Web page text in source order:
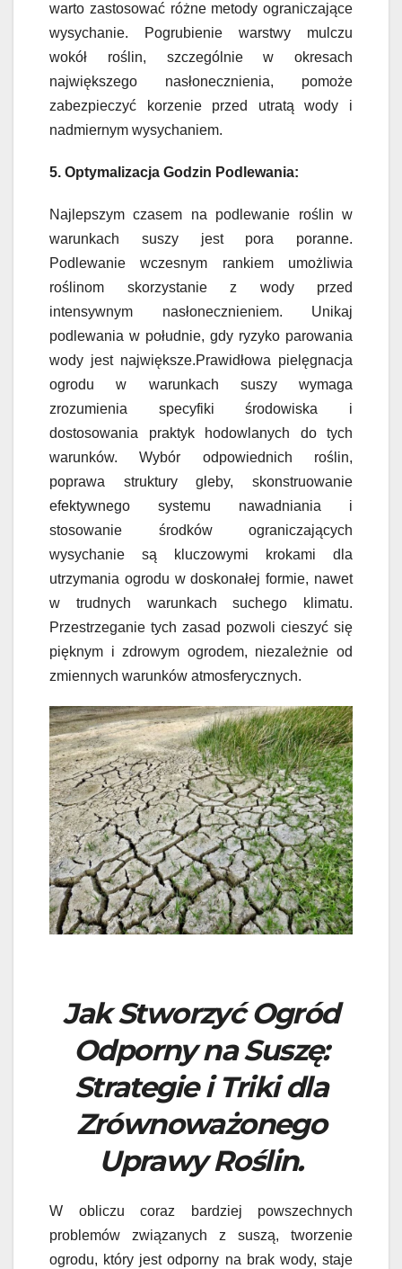
warto zastosować różne metody ograniczające
wysychanie. Pogrubienie warstwy mulczu
wokół roślin, szczególnie w okresach
największego nasłonecznienia, pomoże
zabezpieczyć korzenie przed utratą wody i
nadmiernym wysychaniem.
5. Optymalizacja Godzin Podlewania:
Najlepszym czasem na podlewanie roślin w
warunkach suszy jest pora poranne.
Podlewanie wczesnym rankiem umożliwia
roślinom skorzystanie z wody przed
intensywnym nasłonecznieniem. Unikaj
podlewania w południe, gdy ryzyko parowania
wody jest największe.Prawidłowa pielęgnacja
ogrodu w warunkach suszy wymaga
zrozumienia specyfiki środowiska i
dostosowania praktyk hodowlanych do tych
warunków. Wybór odpowiednich roślin,
poprawa struktury gleby, skonstruowanie
efektywnego systemu nawadniania i
stosowanie środków ograniczających
wysychanie są kluczowymi krokami dla
utrzymania ogrodu w doskonałej formie, nawet
w trudnych warunkach suchego klimatu.
Przestrzeganie tych zasad pozwoli cieszyć się
pięknym i zdrowym ogrodem, niezależnie od
zmiennych warunków atmosferycznych.
Jak Stworzyć Ogród
Odporny na Suszę:
Strategie i Triki dla
Zrównoważonego
Uprawy Roślin.
W obliczu coraz bardziej powszechnych
problemów związanych z suszą, tworzenie
ogrodu, który jest odporny na brak wody, staje